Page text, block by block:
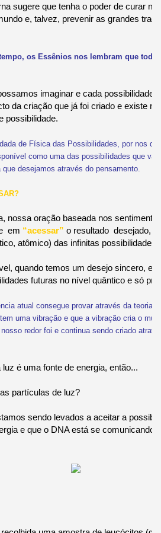
sugere que tenha o poder de curar
e, talvez, prevenir as grandes
os Essênios nos lembram que toda
imaginar e cada possibilidade
da criação que já foi criado e existe
possibilidade.
de Física das Possibilidades, por nos
como uma das possibilidades que
desejamos através do pensamento.
nossa oração baseada nos
em “acessar” o resultado desejado,
atômico) das infinitas possibilidades.
quando temos um desejo sincero,
futuras no nível quântico e só
atual consegue provar através da teoria
uma vibração e que a vibração cria o
redor foi e continua sendo criado
é uma fonte de energia, então...
partículas de luz?
sendo levados a aceitar a
e que o DNA está se comunicando